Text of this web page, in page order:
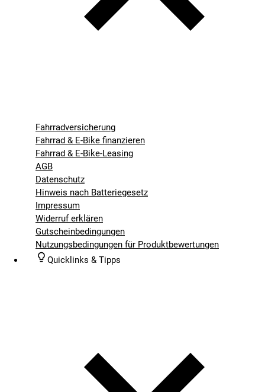
Fahrradversicherung
Fahrrad & E-Bike finanzieren
Fahrrad & E-Bike-Leasing
AGB
Datenschutz
Hinweis nach Batteriegesetz
Impressum
Widerruf erklären
Gutscheinbedingungen
Nutzungsbedingungen für Produktbewertungen
Quicklinks & Tipps